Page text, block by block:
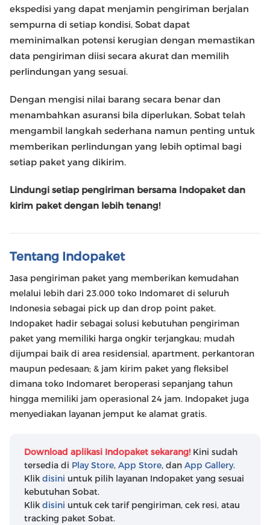
ekspedisi yang dapat menjamin pengiriman berjalan
sempurna di setiap kondisi, Sobat dapat
meminimalkan potensi kerugian dengan memastikan
data pengiriman diisi secara akurat dan memilih
perlindungan yang sesuai.
Dengan mengisi nilai barang secara benar dan
menambahkan asuransi bila diperlukan, Sobat telah
mengambil langkah sederhana namun penting untuk
memberikan perlindungan yang lebih optimal bagi
setiap paket yang dikirim.
Lindungi setiap pengiriman bersama Indopaket dan
kirim paket dengan lebih tenang!
Tentang Indopaket
Jasa pengiriman paket yang memberikan kemudahan
melalui lebih dari 23.000 toko Indomaret di seluruh
Indonesia sebagai pick up dan drop point paket.
Indopaket hadir sebagai solusi kebutuhan pengiriman
paket yang memiliki harga ongkir terjangkau; mudah
dijumpai baik di area residensial, apartment, perkantoran
maupun pedesaan; & jam kirim paket yang fleksibel
dimana toko Indomaret beroperasi sepanjang tahun
hingga memiliki jam operasional 24 jam. Indopaket juga
menyediakan layanan jemput ke alamat gratis.
Download aplikasi Indopaket sekarang! Kini sudah
tersedia di Play Store, App Store, dan App Gallery.
Klik disini untuk pilih layanan Indopaket yang sesuai
kebutuhan Sobat.
Klik disini untuk cek tarif pengiriman, cek resi, atau
tracking paket Sobat.